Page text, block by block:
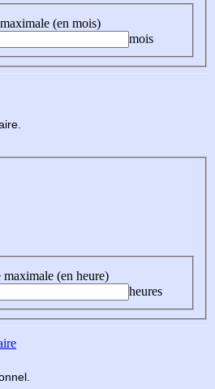
(en mois)
mois
maximale (en heure)
heures